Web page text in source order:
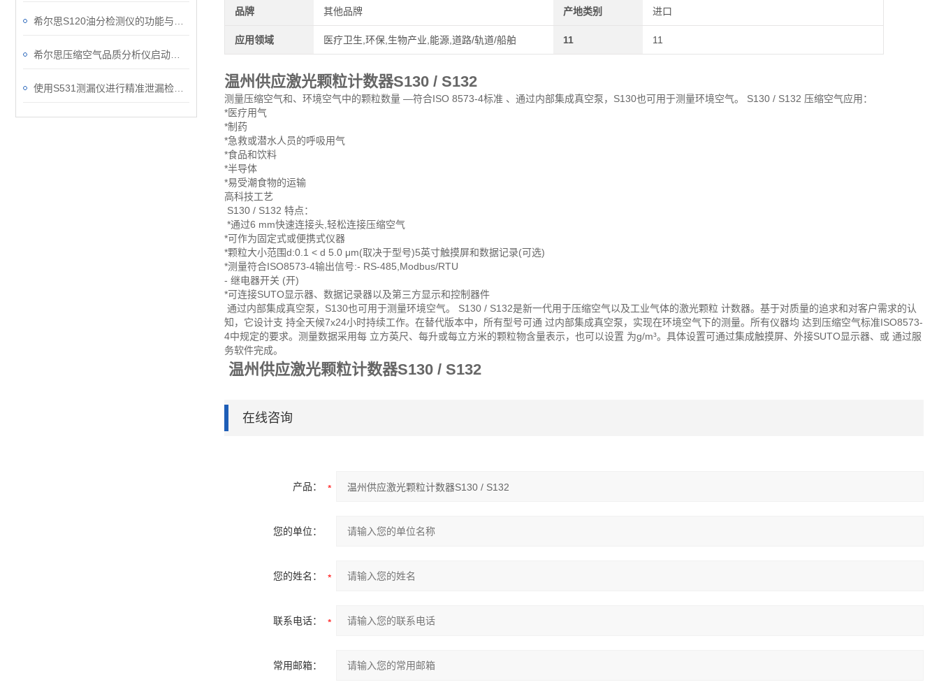
品牌 其他品牌 产地类别 进口
应用领域 医疗卫生,环保,生物产业,能源,道路/轨道/船舶 11 11
温州供应激光颗粒计数器S130 / S132
测量压缩空气和、环境空气中的颗粒数量 —符合ISO 8573-4标准 、通过内部集成真空泵，S130也可用于测量环境空气。 S130 / S132 压缩空气应用：
*医疗用气
*制药
*急救或潜水人员的呼吸用气
*食品和饮料
*半导体
*易受潮食物的运输
高科技工艺
S130 / S132 特点：
*通过6 mm快速连接头,轻松连接压缩空气
*可作为固定式或便携式仪器
*颗粒大小范围d:0.1 < d 5.0 μm(取决于型号)5英寸触摸屏和数据记录(可选)
*测量符合ISO8573-4输出信号:- RS-485,Modbus/RTU
- 继电器开关 (开)
*可连接SUTO显示器、数据记录器以及第三方显示和控制器件
通过内部集成真空泵，S130也可用于测量环境空气。 S130 / S132是新一代用于压缩空气以及工业气体的激光颗粒 计数器。基于对质量的追求和对客户需求的认
知，它设计支 持全天候7x24小时持续工作。在替代版本中，所有型号可通 过内部集成真空泵，实现在环境空气下的测量。所有仪器均 达到压缩空气标准ISO8573-
4中规定的要求。测量数据采用每 立方英尺、每升或每立方米的颗粒物含量表示，也可以设置 为g/m³。具体设置可通过集成触摸屏、外接SUTO显示器、或 通过服
务软件完成。
温州供应激光颗粒计数器S130 / S132
在线咨询
产品：
您的单位：
您的姓名：
联系电话：
常用邮箱：